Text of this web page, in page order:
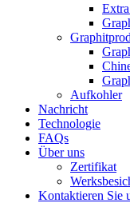
Aufkohler
Nachricht
Technologie
FAQs
Über uns
Zertifikat
Kontaktieren Sie